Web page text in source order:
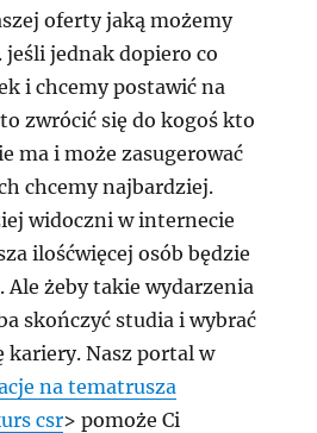
oferty jaką możemy
jednak dopiero co
i chcemy postawić na
zwrócić się do kogoś kto
ma i może zasugerować
chcemy najbardziej.
widoczni w internecie
ilośćwięcej osób będzie
Ale żeby takie wydarzenia
skończyć studia i wybrać
kariery. Nasz portal w
na tematrusza
csr> pomoże Ci